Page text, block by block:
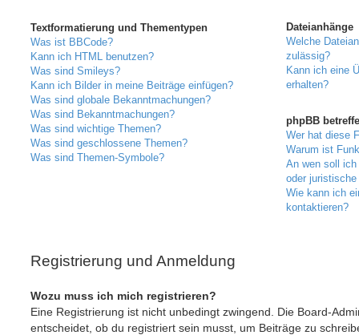
Textformatierung und Thementypen
Was ist BBCode?
Kann ich HTML benutzen?
Was sind Smileys?
Kann ich Bilder in meine Beiträge einfügen?
Was sind globale Bekanntmachungen?
Was sind Bekanntmachungen?
Was sind wichtige Themen?
Was sind geschlossene Themen?
Was sind Themen-Symbole?
Dateianhänge
Welche
zulässig?
Kann ich eine
erhalten?
phpBB
Wer hat diese
Warum ist
An wen soll
oder
Wie kann ich
kontaktieren?
Registrierung und Anmeldung
Wozu muss ich mich registrieren?
Eine Registrierung ist nicht unbedingt zwingend. Die Board-
entscheidet, ob du registriert sein musst, um Beiträge zu